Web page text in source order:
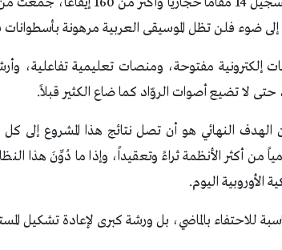
إلى ضوء فلن تظل الموسيقى العربية مرهونة
إلكترونية مفتوحة، ومنصات تعليمية
حتى لا تضيع أصوات الروّاد كما ضاع الكثير قبلاً.
الهدف النهائي هو أن تصل نتائج هذا المشروع إلى
من أكثر الأنظمة ثراءً وتعقيداً، وإذا ما دُوِّنَ هذا
الأوروبية اليوم.
للاحتفاء بالماضي، بل ورشة كبرى لإعادة تشكيل